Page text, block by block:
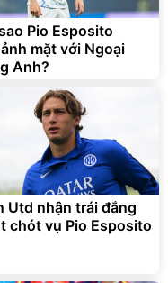
đạp điện trợ lực G-
C14 gấp gọn bỏ cốp
lợi
đ
đ
xem nhiều
Pio Esposito
mặt với Ngoại
Anh?
Utd nhận trái đắng
chót vụ Pio Esposito